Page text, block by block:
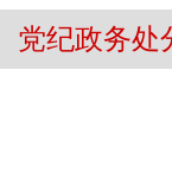
党纪政务处